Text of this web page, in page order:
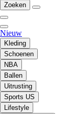
Zoeken
Nieuw
Kleding
Schoenen
NBA
Ballen
Uitrusting
Sports US
Lifestyle